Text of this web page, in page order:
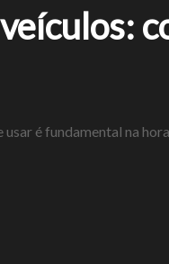
usar é fundamental na